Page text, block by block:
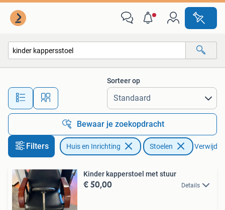
Alle afstanden…
Sorteer op
Bewaar je zoekopdracht
Filters Huis en Inrichting Stoelen
Kinder kapperstoel met stuur
€ 50,00 Details